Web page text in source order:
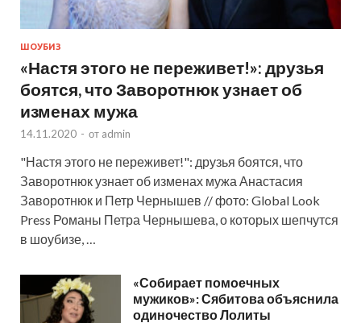
ШОУБИЗ
«Настя этого не переживет!»: друзья
боятся, что Заворотнюк узнает об
изменах мужа
14.11.2020 - от admin
"Настя этого не переживет!": друзья боятся, что
Заворотнюк узнает об изменах мужа Анастасия
Заворотнюк и Петр Чернышев // фото: Global Look
Press Романы Петра Чернышева, о которых шепчутся
в шоубизе, …
«Собирает помоечных
мужиков»: Сябитова объяснила
одиночество Лолиты